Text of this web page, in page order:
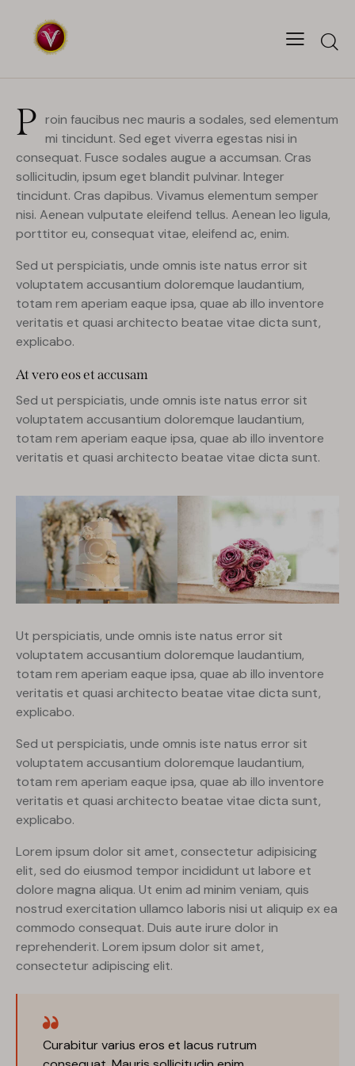
MAYANK ARORA April 7, 2023 0 Comments
P roin faucibus nec mauris a sodales, sed elementum
mi tincidunt. Sed eget viverra egestas nisi in
consequat. Fusce sodales augue a accumsan. Cras
sollicitudin, ipsum eget blandit pulvinar. Integer
tincidunt. Cras dapibus. Vivamus elementum semper
nisi. Aenean vulputate eleifend tellus. Aenean leo ligula,
porttitor eu, consequat vitae, eleifend ac, enim.
Sed ut perspiciatis, unde omnis iste natus error sit
voluptatem accusantium doloremque laudantium,
totam rem aperiam eaque ipsa, quae ab illo inventore
veritatis et quasi architecto beatae vitae dicta sunt,
explicabo.
At vero eos et accusam
Sed ut perspiciatis, unde omnis iste natus error sit
voluptatem accusantium doloremque laudantium,
totam rem aperiam eaque ipsa, quae ab illo inventore
veritatis et quasi architecto beatae vitae dicta sunt.
Ut perspiciatis, unde omnis iste natus error sit
voluptatem accusantium doloremque laudantium,
totam rem aperiam eaque ipsa, quae ab illo inventore
veritatis et quasi architecto beatae vitae dicta sunt,
explicabo.
Sed ut perspiciatis, unde omnis iste natus error sit
voluptatem accusantium doloremque laudantium,
totam rem aperiam eaque ipsa, quae ab illo inventore
veritatis et quasi architecto beatae vitae dicta sunt,
explicabo.
Lorem ipsum dolor sit amet, consectetur adipisicing
elit, sed do eiusmod tempor incididunt ut labore et
dolore magna aliqua. Ut enim ad minim veniam, quis
nostrud exercitation ullamco laboris nisi ut aliquip ex ea
commodo consequat. Duis aute irure dolor in
reprehenderit. Lorem ipsum dolor sit amet,
consectetur adipiscing elit.
Curabitur varius eros et lacus rutrum